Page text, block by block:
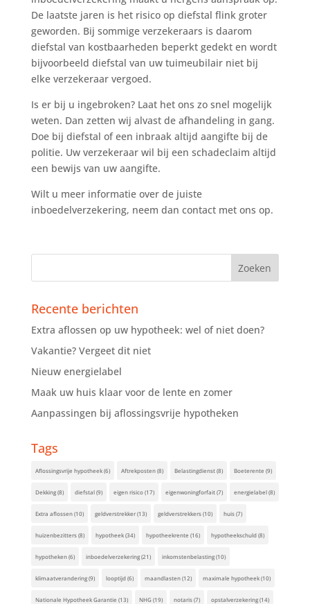
De laatste jaren is het risico op diefstal flink groter
geworden. Bij sommige verzekeraars is daarom
diefstal van kostbaarheden beperkt gedekt en wordt
bijvoorbeeld diefstal van uw tuimeubilair niet bij
elke verzekeraar vergoed.
Is er bij u ingebroken? Laat het ons zo snel mogelijk
weten. Dan zetten wij alvast de afhandeling in gang.
Doe bij diefstal of een inbraak altijd aangifte bij de
politie. Uw verzekeraar wil bij een schadeclaim altijd
een bewijs van uw aangifte.
Wilt u meer informatie over de juiste
inboedelverzekering, neem dan contact met ons op.
Recente berichten
Extra aflossen op uw hypotheek: wel of niet doen?
Vakantie? Vergeet dit niet
Nieuw energielabel
Maak uw huis klaar voor de lente en zomer
Aanpassingen bij aflossingsvrije hypotheken
Tags
Aflossingsvrije hypotheek(6) Aftrekposten(8) Belastingdienst(8) Boeterente (9)
Dekking(8) diefstal(9) eigen risico(17) eigenwoningforfait(7) energielabel(8)
Extra aflossen(10) geldverstrekker(13) geldverstrekkers(10) huis(7)
huizenbezitters(8) hypotheek(34) hypotheekrente (16) hypotheekschuld(8)
hypotheken(6) inboedelverzekering(21) inkomstenbelasting(10)
klimaatverandering(9) looptijd(6) maandlasten(12) maximale hypotheek(10)
Nationale Hypotheek Garantie (13) NHG(19) notaris(7) opstalverzekering(14)